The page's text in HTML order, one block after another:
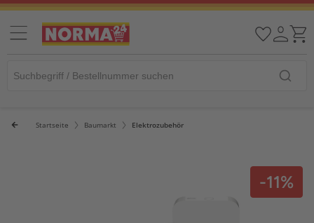
Startseite Baumarkt Elektrozubehör
-11%